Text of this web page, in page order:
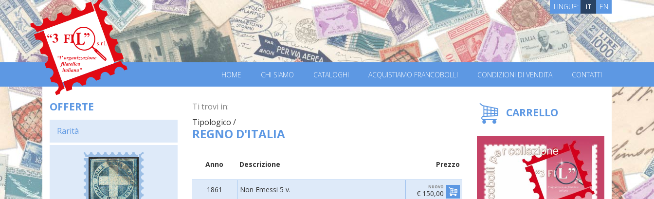
LINGUE: IT EN
HOME CHI SIAMO CATALOGHI ACQUISTIAMO FRANCOBOLLI CONDIZIONI DI VENDITA CONTATTI
OFFERTE
Rarità
Ti trovi in:
Tipologico /
REGNO D'ITALIA
Anno Descrizione Prezzo
1861
Non Emessi 5 v.
NUOVO
€ 150,00
CARRELLO